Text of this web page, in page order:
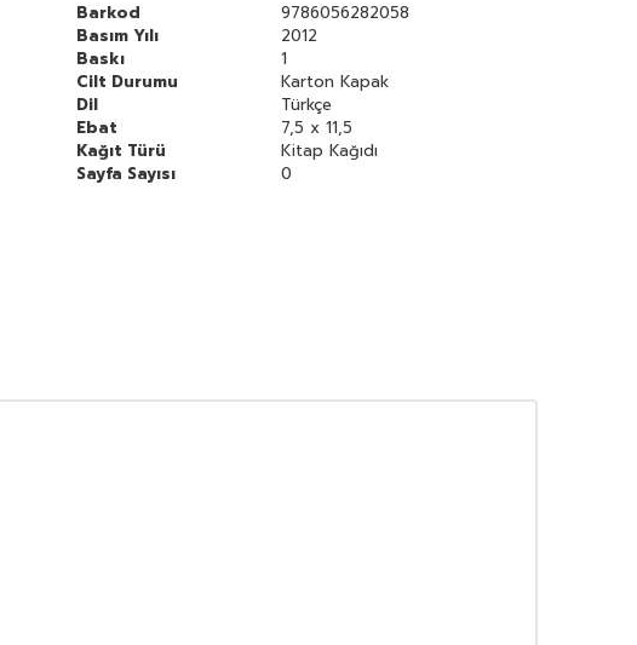
Barkod
9786056282058
Basım Yılı
2012
Baskı
1
Cilt Durumu
Karton Kapak
Dil
Türkçe
Ebat
7,5 x 11,5
Kağıt Türü
Kitap Kağıdı
Sayfa Sayısı
0